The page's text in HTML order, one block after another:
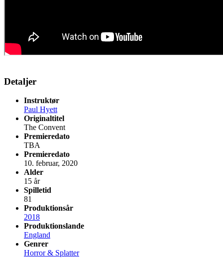
Detaljer
Instruktør
Paul Hyett
Originaltitel
The Convent
Premieredato
TBA
Premieredato
10. februar, 2020
Alder
15 år
Spilletid
81
Produktionsår
2018
Produktionslande
England
Genrer
Horror & Splatter